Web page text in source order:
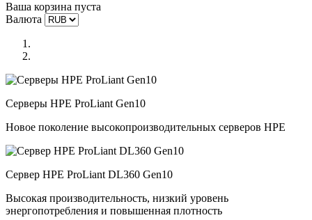
Ваша корзина пуста
Валюта
Серверы HPE ProLiant Gen10
Новое поколение высокопроизводительных серверов HPE
Сервер HPE ProLiant DL360 Gen10
Высокая производительность, низкий уровень
энергопотребления и повышенная плотность